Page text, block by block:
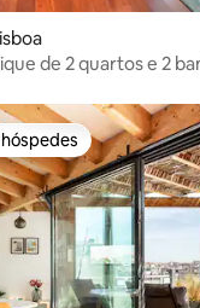
de 2 quartos e 2
preferidos dos